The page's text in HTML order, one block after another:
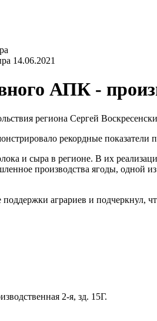
14.06.2021
АПК -
региона Сергей
рекордные
и сыра в регионе. В их
производства ягоды, одной
аграриев и подчеркнул,
2-я, зд. 15Г.